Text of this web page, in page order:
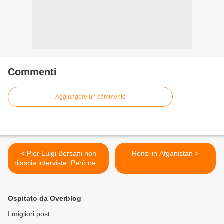
Commenti
Aggiungere un commento
< Pier Luigi Bersani non
rilascia interviste. Però nelle
conversazioni private...
Renzi in Afganistan >
Ospitato da Overblog
I migliori post